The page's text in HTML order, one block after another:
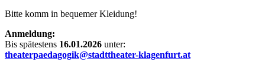
Bitte komm in bequemer Kleidung!
Anmeldung:
Bis spätestens 16.01.2026 unter:
theaterpaedagogik@stadttheater-klagenfurt.at